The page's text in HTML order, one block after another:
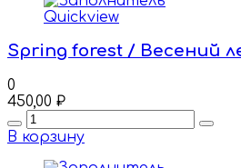
Quickview
Spring forest / Весений
0
450,00 ₽
Quantity
В корзину